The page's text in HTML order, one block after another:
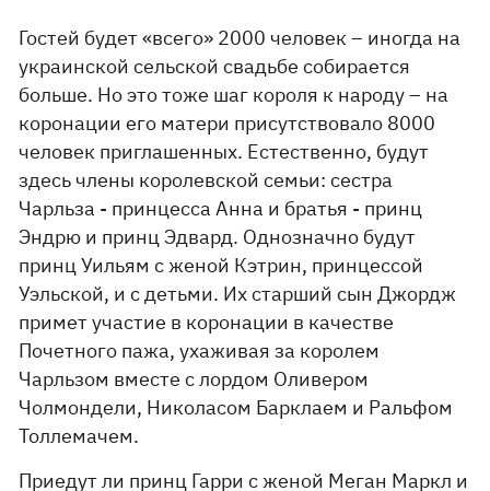
Гостей будет «всего» 2000 человек – иногда на
украинской сельской свадьбе собирается
больше. Но это тоже шаг короля к народу – на
коронации его матери присутствовало 8000
человек приглашенных. Естественно, будут
здесь члены королевской семьи: сестра
Чарльза - принцесса Анна и братья - принц
Эндрю и принц Эдвард. Однозначно будут
принц Уильям с женой Кэтрин, принцессой
Уэльской, и с детьми. Их старший сын Джордж
примет участие в коронации в качестве
Почетного пажа, ухаживая за королем
Чарльзом вместе с лордом Оливером
Чолмондели, Николасом Барклаем и Ральфом
Толлемачем.
Приедут ли принц Гарри с женой Меган Маркл и